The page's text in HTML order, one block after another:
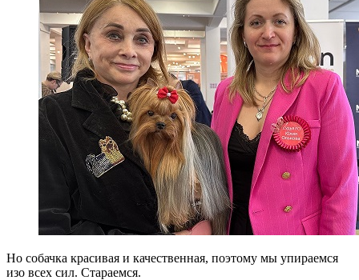
Но собачка красивая и качественная, поэтому мы упираемся
изо всех сил. Стараемся.